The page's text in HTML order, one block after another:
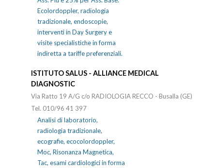
Ecolordoppler, radiologia
tradizionale, endoscopie,
interventi in Day Surgery e
visite specialistiche in forma
indiretta a tariffe preferenziali.
ISTITUTO SALUS - ALLIANCE MEDICAL
DIAGNOSTIC
Via Ratto 19 A/G c/o RADIOLOGIA RECCO - Busalla (GE)
Tel. 010/96 41 397
Analisi di laboratorio,
radiologia tradizionale,
ecografie, ecocolordoppler,
Moc, Risonanza Magnetica,
Tac, esami cardiologici in forma